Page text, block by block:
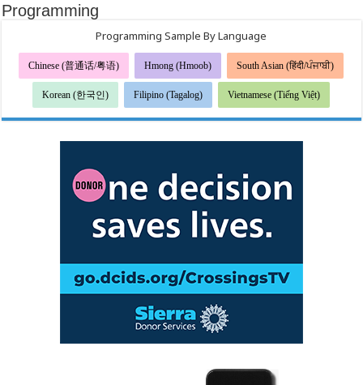
Programming
Programming Sample By Language
Chinese (普通话/粤语) Hmong (Hmoob) South Asian (हिंदी/ਪੰਜਾਬੀ)
Korean (한국인) Filipino (Tagalog) Vietnamese (Tiếng Việt)